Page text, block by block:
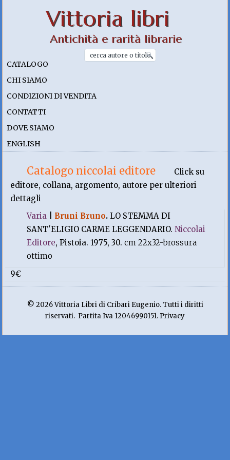
Vittoria libri
Antichità e rarità librarie
CATALOGO
CHI SIAMO
CONDIZIONI DI VENDITA
CONTATTI
DOVE SIAMO
ENGLISH
Catalogo niccolai editore
Click su
editore, collana, argomento, autore per ulteriori
dettagli
Varia
Bruni Bruno.LO STEMMA DI
SANT'ELIGIO CARME LEGGENDARIO.Niccolai
Editore, Pistoia. 1975, 30.cm 22x32-brossura
ottimo
9€
© 2026 Vittoria Libri di Cribari Eugenio. Tutti i diritti
riservati. Partita Iva 12046990151. Privacy